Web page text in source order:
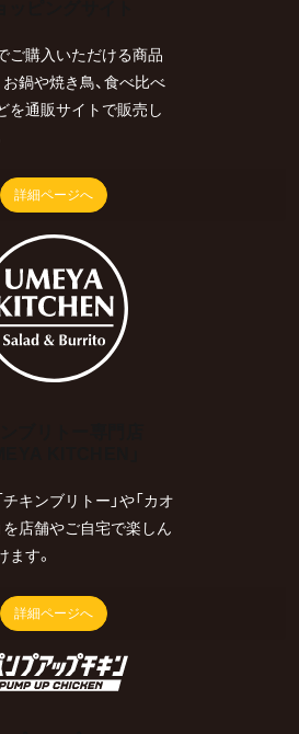
ご購入いただける商品
お鍋や焼き鳥、食べ比べ
を通販サイトで販売し
詳細ページへ
キンブリトー」や「カオ
を店舗やご自宅で楽しん
ます。
詳細ページへ